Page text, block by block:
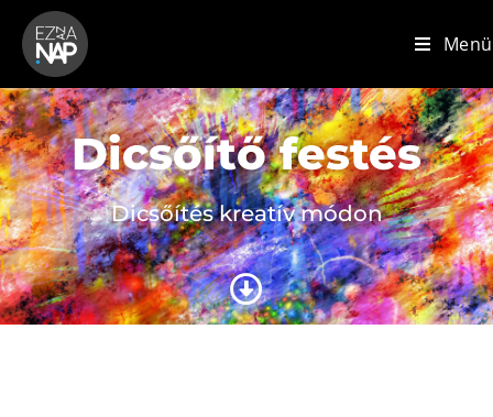
Menü
Dicsőítő festés
Dicsőítés kreatív módon